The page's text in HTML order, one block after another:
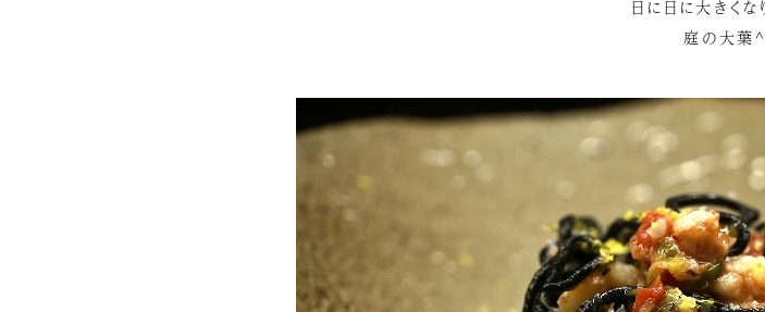
日に日に大きくな
庭の大葉